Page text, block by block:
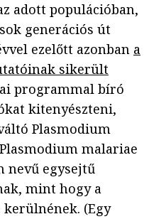
adott populációban,
generációs út
ezelőtt azonban a
sikerült
programmal bíró
kitenyészteni,
Plasmodium
malariae
nevű egysejtű
mint hogy a
kerülnének. (Egy